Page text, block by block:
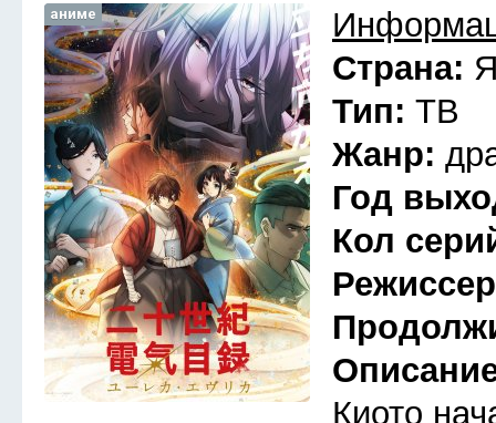
аниме
Страна:
Тип: ТВ
Жанр:
Год
Кол
Киото